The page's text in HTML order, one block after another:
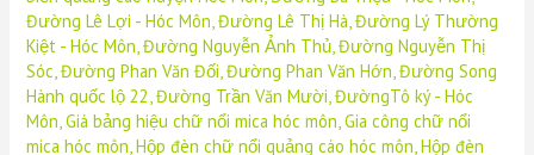
Đường Lê Lợi - Hóc Môn ,Đường Lê Thị Hà ,Đường Lý Thường
Kiệt - Hóc Môn ,Đường Nguyễn Ảnh Thủ ,Đường Nguyễn Thị
Sóc ,Đường Phan Văn Đối ,Đường Phan Văn Hớn ,Đường Song
Hành quốc lộ 22 ,Đường Trần Văn Mười ,ĐườngTô ký - Hóc
Môn ,Giá bảng hiệu chữ nổi mica hóc môn ,Gia công chữ nổi
mica hóc môn ,Hộp đèn chữ nổi quảng cáo hóc môn ,Hộp đèn